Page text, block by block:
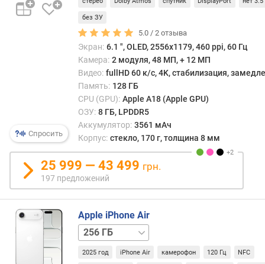
й
)
о
п
Спросить
без ЗУ
5.0 /2 отзыва
Экран: 6.1 ", OLED, 2556x1179, 460 ppi, 60 Гц
Камера: 2 модуля, 48 МП, + 12 МП
Видео: fullHD 60 к/с, 4K, стабилизация,
Память: 128 ГБ
CPU (GPU): Apple A18 (Apple GPU)
ОЗУ: 8 ГБ, LPDDR5
Аккумулятор: 3561 мАч
Корпус: стекло, 170 г, толщина 8 мм
25 999 — 43 499 грн.
197 предложений
Apple iPhone Air
512 ГБ1 ТБ
2025 год iPhone Air камерофон 120 Гц NFC